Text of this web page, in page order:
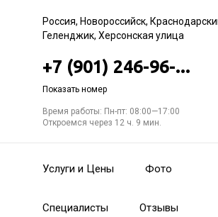
Россия, Новороссийск,
Геленджик, Херсонская улица
+7 (901) 246-96-...
Показать номер
Время работы: Пн-пт: 08:00—17:00
Откроемся через 12 ч. 9 мин.
Услуги и Цены Фото
Специалисты Отзывы